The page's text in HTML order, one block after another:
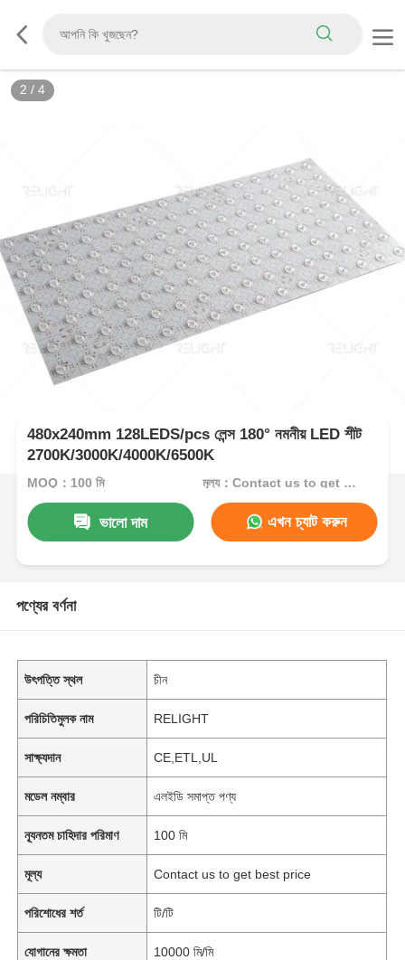
2 / 4
480x240mm 128LEDS/pcs লেন্স 180° নমনীয় LED শীট
2700K/3000K/4000K/6500K
MOQ：100 মি মূল্য：Contact us to get best price
ভালো দাম এখন চ্যাট করুন
পণ্যের বর্ণনা
উৎপত্তি স্থল চীন
পরিচিতিমুলক নাম RELIGHT
সাক্ষ্যদান CE,ETL,UL
মডেল নম্বার এলইডি সমাপ্ত পণ্য
ন্যূনতম চাহিদার পরিমাণ 100 মি
মূল্য Contact us to get best price
পরিশোধের শর্ত টি/টি
যোগানের ক্ষমতা 10000 মি/মি